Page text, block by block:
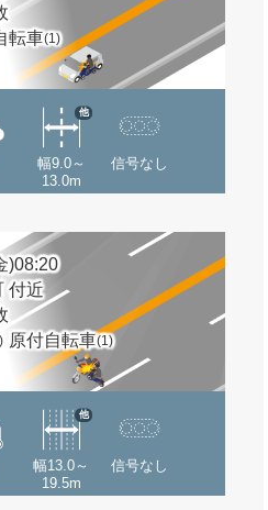
転車(1)
幅9.0～
13.0m
他
信号なし
)08:20
付近
原付自転車(1)
幅13.0～
19.5m
他
信号なし